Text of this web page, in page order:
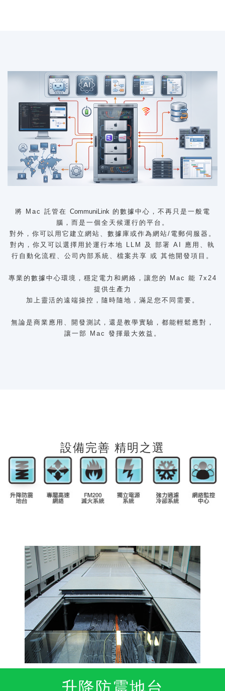
將 Mac 託管在 CommuniLink 的數據中心，不再只是一般電
腦，而是一個全天候運行的平台。
對外，你可以用它建立網站、數據庫或作為網站/電郵伺服器。
對內，你又可以選擇用於運行本地 LLM 及 部署 AI 應用、執
行自動化流程、公司內部系統、檔案共享 或 其他開發項目。
專業的數據中心環境，穩定電力和網絡，讓您的 Mac 能 7x24
提供生產力
加上靈活的遠端操控，隨時隨地，滿足您不同需要。
無論是商業應用、開發測試，還是教學實驗，都能輕鬆應對，
讓一部 Mac 發揮最大效益。
設備完善 精明之選